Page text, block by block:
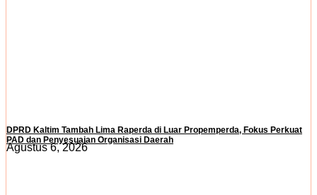
DPRD Kaltim Tambah Lima Raperda di Luar Propemperda, Fokus Perkuat
PAD dan Penyesuaian Organisasi Daerah
Agustus 6, 2026